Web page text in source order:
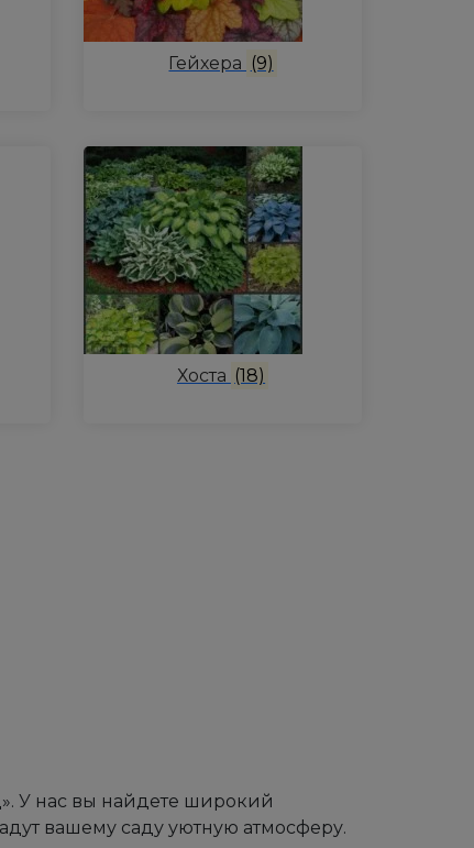
Гейхера (9)
Хоста (18)
У нас вы найдете широкий
вашему саду уютную атмосферу.